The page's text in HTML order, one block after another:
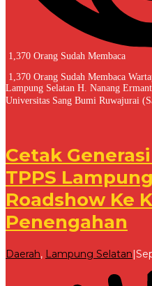
1,370 Orang Sudah Membaca
1,370 Orang Sudah Membaca
Lampung Selatan H. Nanang
Universitas Sang Bumi Ruwajurai
Cetak
TPPS
Roadshow Ke
Penengahan
Daerah, Lampung Selatan|